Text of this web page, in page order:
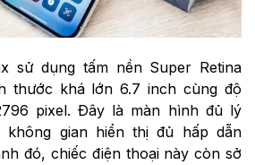
sử dụng tấm nền Super Retina
thước khá lớn 6.7 inch cùng độ
pixel. Đây là màn hình đủ lý
không gian hiển thị đủ hấp dẫn
đó, chiếc điện thoại này còn sở